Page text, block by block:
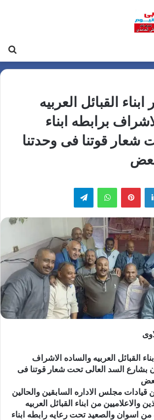
القبائل العربيه
برابطه ابناء
شعار قوتنا فى وحدتنا
لينكدإن بينتيريست واتساب
القبائل العربيه والساده الاشراف
بشارع السد العالى تحت شعار قوتنا فى
قيادات مجلس الاداره السابقين والحالين
والاعلاميين من ابناء القبائل العربيه
اسوان والصعيد تحت رعايه رابطه ابناء